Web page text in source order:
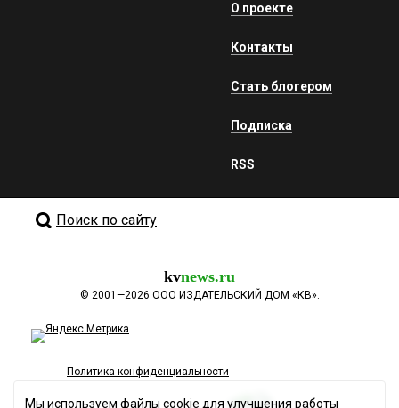
О проекте
Контакты
Стать блогером
Подписка
RSS
Поиск по сайту
kvnews.ru
© 2001—2026 ООО ИЗДАТЕЛЬСКИЙ ДОМ «КВ».
Политика конфиденциальности
Мы используем файлы cookie для улучшения работы